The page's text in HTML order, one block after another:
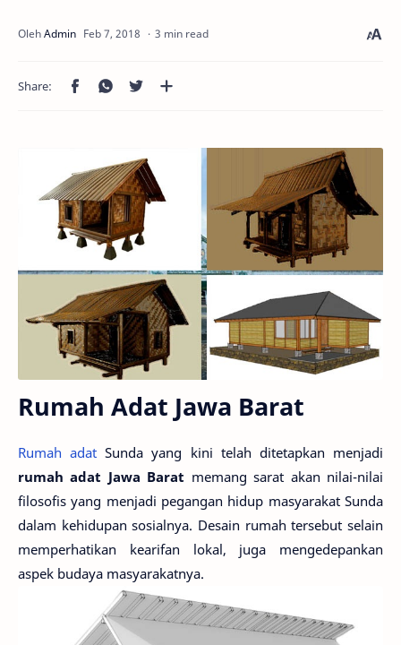
3 min read
Rumah Adat Jawa Barat
Rumah adat Sunda yang kini telah ditetapkan menjadi
rumah adat Jawa Barat memang sarat akan nilai-nilai
filosofis yang menjadi pegangan hidup masyarakat Sunda
dalam kehidupan sosialnya. Desain rumah tersebut selain
memperhatikan kearifan lokal, juga mengedepankan
aspek budaya masyarakatnya.